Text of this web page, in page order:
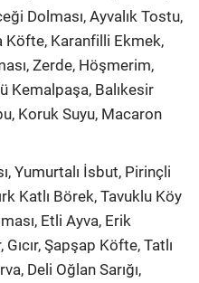
Dolması, Ayvalık Tostu,
Köfte, Karanfilli Ekmek,
Zerde, Höşmerim,
Kemalpaşa, Balıkesir
Koruk Suyu, Macaron
Yumurtalı İsbut, Pirinçli
Katlı Börek, Tavuklu Köy
Etli Ayva, Erik
Şapşap Köfte, Tatlı
Deli Oğlan Sarığı,